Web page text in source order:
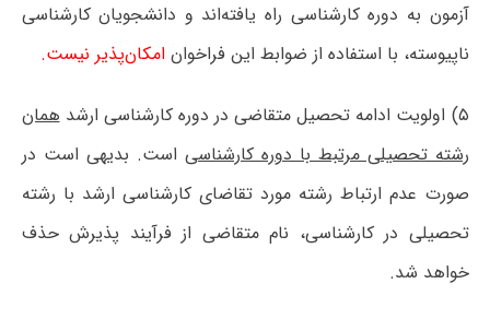
آزمون به دوره کارشناسی راه یافته‌اند و دانشجویان کارشناسی
ناپیوسته، با استفاده از ضوابط این فراخوانامکان‌پذیر نیست.
۵) اولویت ادامه تحصیل متقاضی در دوره کارشناسی ارشد
همان
رشته تحصیلی مرتبط با دوره کارشناسی است. بدیهی است در
صورت‌ عدم ارتباط رشته مورد تقاضای کارشناسی ارشد با رشته
تحصیلی در کارشناسی، نام متقاضی از فرآیند پذیرش حذف
خواهد شد.